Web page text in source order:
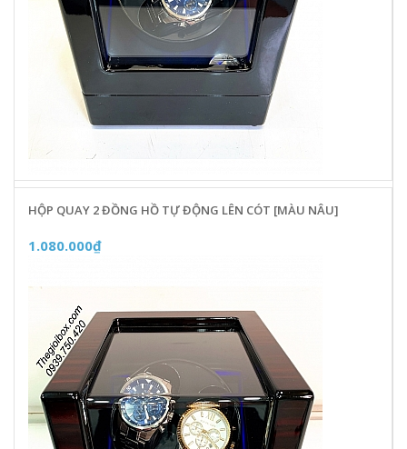
HỘP QUAY 2 ĐỒNG HỒ TỰ ĐỘNG LÊN CÓT [MÀU NÂU]
1.080.000₫